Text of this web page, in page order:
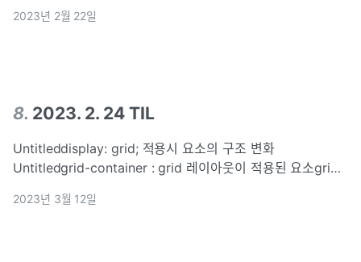
2023년 2월 22일
8. 2023. 2. 24 TIL
Untitleddisplay: grid; 적용시 요소의 구조 변화
Untitledgrid-container : grid 레이아웃이 적용된 요소grid-
number : 몇번째 grid-line
2023년 3월 12일